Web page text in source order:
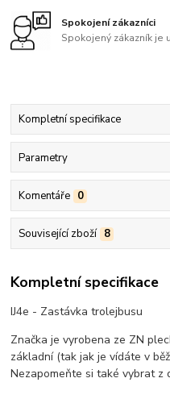
Spokojení zákazníci
Spokojený zákazník je
Kompletní specifikace
Parametry
Komentáře 0
Související zboží 8
Kompletní specifikace
IJ4e - Zastávka trolejbusu
Značka je vyrobena ze ZN
základní (tak jak je vídáte v
Nezapomeňte si také vybrat z